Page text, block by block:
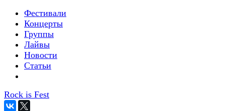
Фестивали
Концерты
Группы
Лайвы
Новости
Статьи
Rock is Fest